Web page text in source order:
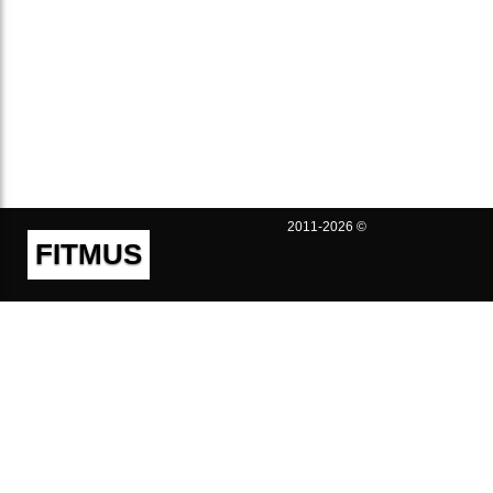
FITMUS
2011-2026 ©